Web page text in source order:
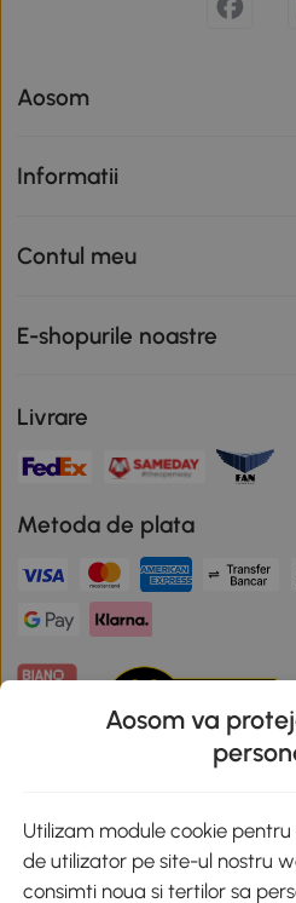
Aosom
Informatii
Contul meu
E-shopurile noastre
Livrare
Metoda de plata
Descarca aplicatia Aosom
Aosom va
Utilizam module cookie
de utilizator pe site-ul nostru
consimti noua si tertilor sa